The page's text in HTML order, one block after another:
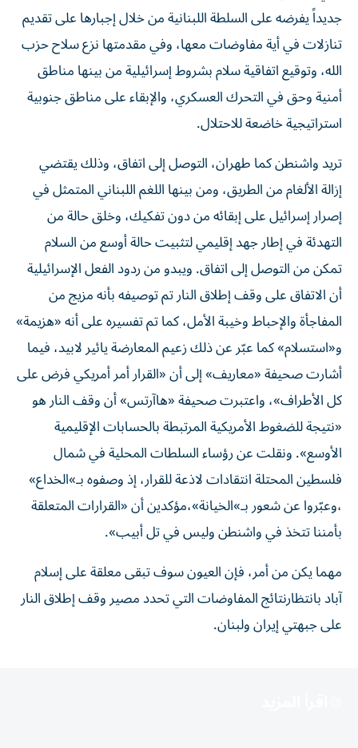
جديداً يفرضه على السلطة اللبنانية من خلال إجبارها على تقديم
تنازلات في أية مفاوضات معها، وفي مقدمتها نزع سلاح حزب
الله، وتوقيع اتفاقية سلام بشروط إسرائيلية من بينها مناطق
أمنية وحق في التحرك العسكري، والإبقاء على مناطق جنوبية
استراتيجية خاضعة للاحتلال.
تريد واشنطن كما طهران، التوصل إلى اتفاق، وذلك يقتضي
إزالة الألغام من الطريق، ومن بينها اللغم اللبناني المتمثل في
إصرار إسرائيل على إبقائه من دون تفكيك، وخلق حالة من
التهدئة في إطار جهد إقليمي لتثبيت حالة أوسع من السلام
تمكن من التوصل إلى اتفاق. ويبدو من ردود الفعل الإسرائيلية
أن الاتفاق على وقف إطلاق النار تم توصيفه بأنه مزيج من
المفاجأة والإحباط وخيبة الأمل، كما تم تفسيره على أنه «هزيمة»
و«استسلام» كما عبّر عن ذلك زعيم المعارضة يائير لابيد، فيما
أشارت صحيفة «معاريف» إلى أن «القرار أمر أمريكي فرض على
كل الأطراف»، واعتبرت صحيفة «هاآرتس» أن وقف النار هو
«نتيجة للضغوط الأمريكية المرتبطة بالحسابات الإقليمية
الأوسع». ونقلت عن رؤساء السلطات المحلية في شمال
فلسطين المحتلة انتقادات لاذعة للقرار، إذ وصفوه بـ»الخداع»
،وعبّروا عن شعور بـ»الخيانة»،مؤكدين أن «القرارات المتعلقة
بأمننا تتخذ في واشنطن وليس في تل أبيب».
مهما يكن من أمر، فإن العيون سوف تبقى معلقة على إسلام
آباد بانتظارنتائج المفاوضات التي تحدد مصير وقف إطلاق النار
على جبهتي إيران ولبنان.